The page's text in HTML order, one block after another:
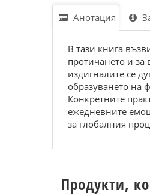
Анотация
В тази книга
протичането и за
издигналите се
образуването на
Конкретните
ежедневните
за глобалния
Продукти,